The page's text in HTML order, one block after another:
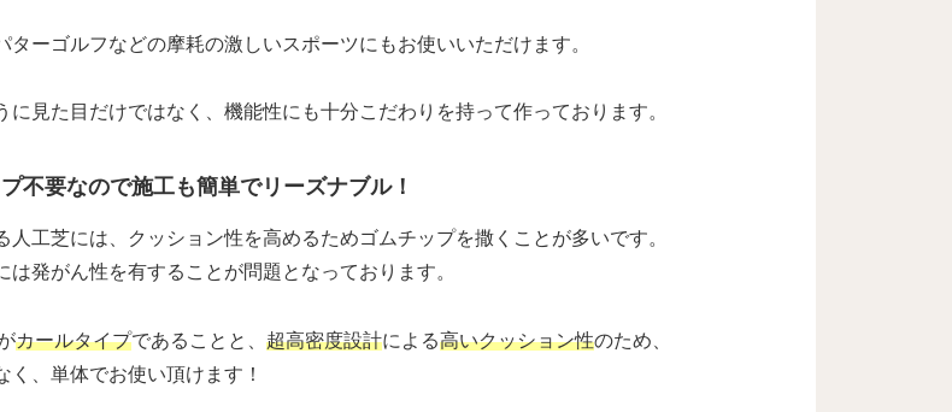
ターゴルフなどの摩耗の激しいスポーツにもお使いいただけます。
に見た目だけではなく、機能性にも十分こだわりを持って作っております。
不要なので施工も簡単でリーズナブル！
人工芝には、クッション性を高めるためゴムチップを撒くことが多いです。
は発がん性を有することが問題となっております。
カールタイプであることと、 超高密度設計による高いクッション性のため、
く、単体でお使い頂けます！